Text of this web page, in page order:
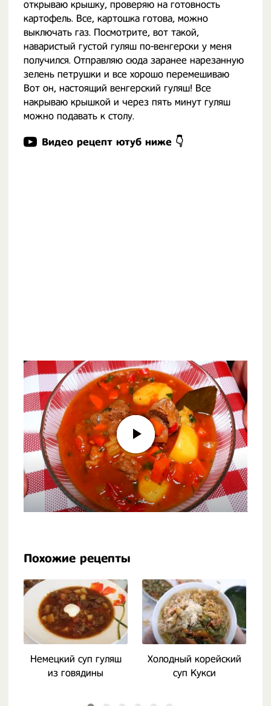
открываю крышку, проверяю на готовность
картофель. Все, картошка готова, можно
выключать газ. Посмотрите, вот такой,
наваристый густой гуляш по-венгерски у меня
получился. Отправляю сюда заранее нарезанную
зелень петрушки и все хорошо перемешиваю
Вот он, настоящий венгерский гуляш! Все
накрываю крышкой и через пять минут гуляш
можно подавать к столу.
Видео рецепт ютуб ниже 👇
Похожие рецепты
Немецкий суп гуляш
из говядины
Холодный корейский
суп Кукси